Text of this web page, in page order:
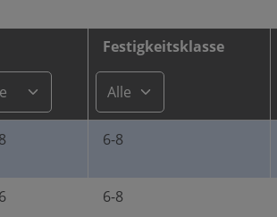
Festigkeitsklasse
6-8
6-8